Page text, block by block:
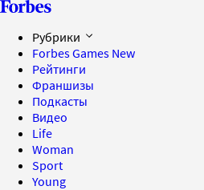
Рубрики
Forbes Games New
Рейтинги
Франшизы
Подкасты
Видео
Life
Woman
Sport
Young